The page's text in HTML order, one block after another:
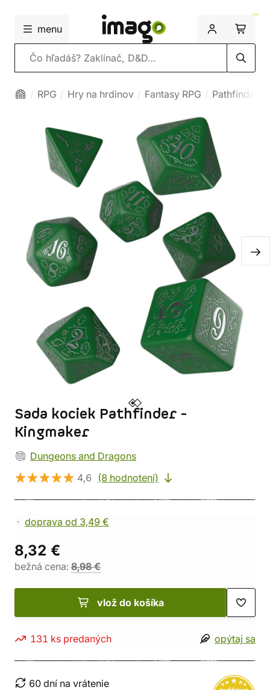
menu
Vyhľadávanie
RPG Hry na hrdinov Fantasy RPG Pathfinder
Sada kociek Pathfinder -
Kingmaker
Dungeons and Dragons
4,6
(8 hodnotení)
doprava od 3,49 €
8,32 €
bežná cena: 8,98 €
vlož do košíka
131 ks predaných opýtaj sa
60 dní na vrátenie